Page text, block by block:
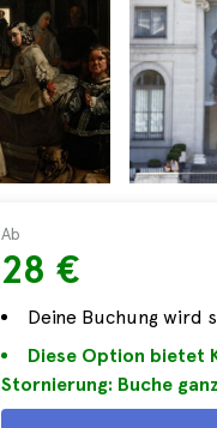
Ab
28 €
Deine Buchung
Diese Option bietet
Stornierung: Buche